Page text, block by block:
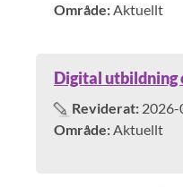
Område:Aktuellt
Digital utbildning
Reviderat: 2026-
Område:Aktuellt